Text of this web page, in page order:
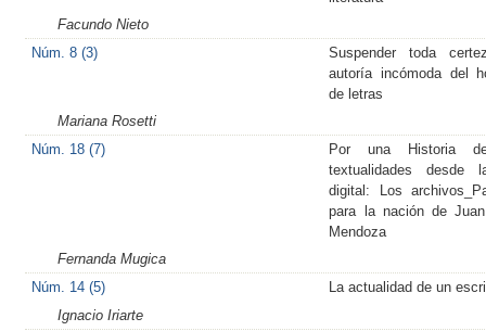
Facundo Nieto
Núm. 8 (3)
Suspender toda
autoría incómoda del
de letras
Mariana Rosetti
Núm. 18 (7)
Por una Historia
textualidades desde
digital: Los
para la nación de
Mendoza
Fernanda Mugica
Núm. 14 (5)
La actualidad de un
Ignacio Iriarte